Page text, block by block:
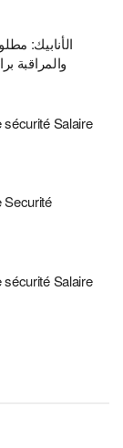
والمراقبة براتب
Salaire
Securité
Salaire